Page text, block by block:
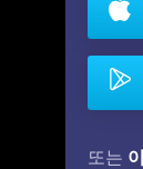
또는